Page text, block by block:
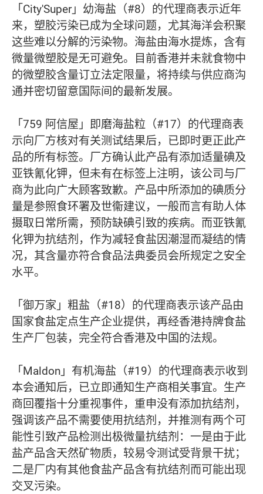
「City'Super」幼海盐（#8）的代理商表示近年
来，塑胶污染已成为全球问题，尤其海洋会积聚
这些难以分解的污染物。海盐由海水提炼，含有
微量微塑胶是无可避免。目前香港并未就食物中
的微塑胶含量订立法定限量，将持续与供应商沟
通并密切留意国际间的最新发展。
「759 阿信屋」即磨海盐粒（#17）的代理商表
示向厂方核对有关测试结果后，已即时更正此产
品的所有标签。厂方确认此产品有添加适量碘及
亚铁氰化钾，但未有在标签上注明，该公司与厂
商为此向广大顾客致歉。产品中所添加的碘质分
量是参照食环署及世衞建议，一般而言有助人体
摄取日常所需，预防缺碘引致的疾病。而亚铁氰
化钾为抗结剂，作为减轻食盐因潮湿而凝结的情
况，其含量亦符合食品法典委员会所规定之安全
水平。
「御万家」粗盐（#18）的代理商表示该产品由
国家食盐定点生产企业提供，再经香港持牌食盐
生产厂包装，完全符合香港及中国的法规。
「Maldon」有机海盐（#19）的代理商表示收到
本会通知后，已立即通知生产商相关事宜。生产
商回覆指十分重视事件，重申没有添加抗结剂，
强调该产品不需要使用抗结剂，并推测有两个可
能性引致产品检测出极微量抗结剂：一是由于此
盐产品含天然矿物质，较易令测试受背景干扰；
二是厂内有其他食盐产品含有抗结剂而可能出现
交叉污染。